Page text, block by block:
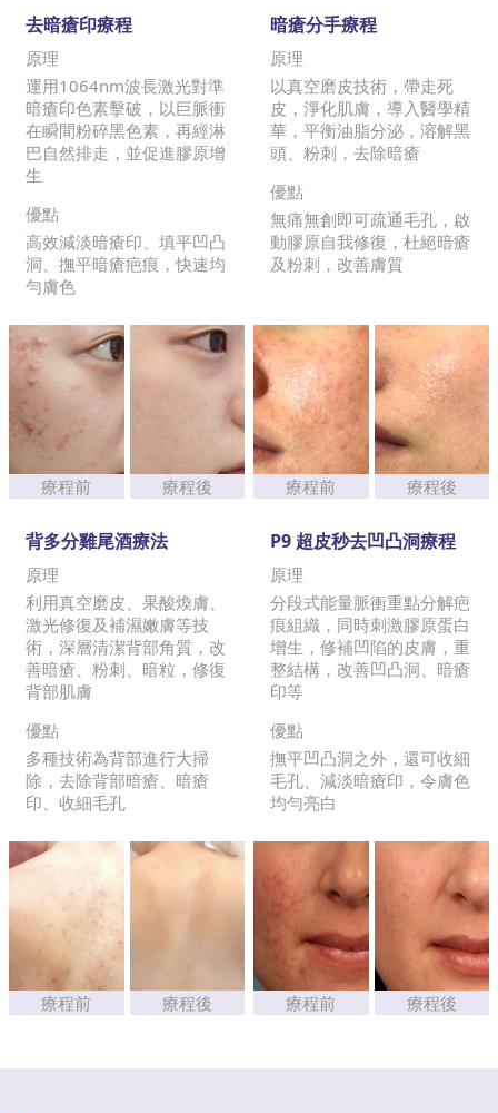
去暗瘡印療程
原理
運用1064nm波長激光對準
暗瘡印色素擊破，以巨脈衝
在瞬間粉碎黑色素，再經淋
巴自然排走，並促進膠原增
生
優點
高效減淡暗瘡印、填平凹凸
洞、撫平暗瘡疤痕，快速均
勻膚色
療程前 療程後
暗瘡分手療程
原理
以真空磨皮技術，帶走死
皮，淨化肌膚，導入醫學精
華，平衡油脂分泌，溶解黑
頭、粉刺，去除暗瘡
優點
無痛無創即可疏通毛孔，啟
動膠原自我修復，杜絕暗瘡
及粉刺，改善膚質
療程前 療程後
背多分雞尾酒療法
原理
利用真空磨皮、果酸煥膚、
激光修復及補濕嫩膚等技
術，深層清潔背部角質，改
善暗瘡、粉刺、暗粒，修復
背部肌膚
優點
多種技術為背部進行大掃
除，去除背部暗瘡、暗瘡
印、收細毛孔
療程前 療程後
P9 超皮秒去凹凸洞療程
原理
分段式能量脈衝重點分解疤
痕組織，同時刺激膠原蛋白
增生，修補凹陷的皮膚，重
整結構，改善凹凸洞、暗瘡
印等
優點
撫平凹凸洞之外，還可收細
毛孔、減淡暗瘡印，令膚色
均勻亮白
療程前 療程後